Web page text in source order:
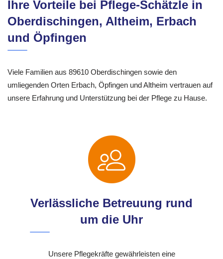
Ihre Vorteile bei Pflege-Schätzle in
Oberdischingen, Altheim, Erbach
und Öpfingen
Viele Familien aus 89610 Oberdischingen sowie den
umliegenden Orten Erbach, Öpfingen und Altheim vertrauen auf
unsere Erfahrung und Unterstützung bei der Pflege zu Hause.
Verlässliche Betreuung rund
um die Uhr
Unsere Pflegekräfte gewährleisten eine